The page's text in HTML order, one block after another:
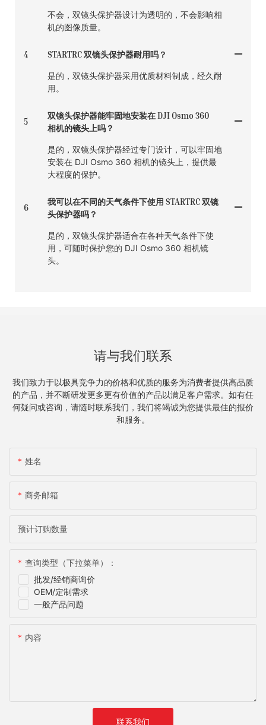
不会，双镜头保护器设计为透明的，不会影响相
机的图像质量。
4 STARTRC 双镜头保护器耐用吗？
是的，双镜头保护器采用优质材料制成，经久耐
用。
5
双镜头保护器能牢固地安装在 DJI Osmo 360
相机的镜头上吗？
是的，双镜头保护器经过专门设计，可以牢固地
安装在 DJI Osmo 360 相机的镜头上，提供最
大程度的保护。
6
我可以在不同的天气条件下使用 STARTRC 双镜
头保护器吗？
是的，双镜头保护器适合在各种天气条件下使
用，可随时保护您的 DJI Osmo 360 相机镜
头。
请与我们联系
我们致力于以极具竞争力的价格和优质的服务为消费者提供高品质
的产品，并不断研发更多更有价值的产品以满足客户需求。如有任
何疑问或咨询，请随时联系我们，我们将竭诚为您提供最佳的报价
和服务。
姓名
商务邮箱
预计订购数量
批发/经销商询价
OEM/定制需求
一般产品问题
查询类型（下拉菜单）：
内容
联系我们